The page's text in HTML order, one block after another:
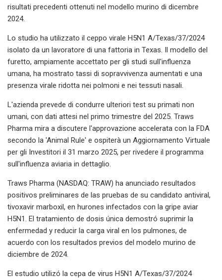
risultati precedenti ottenuti nel modello murino di dicembre
2024.
Lo studio ha utilizzato il ceppo virale H5N1 A/Texas/37/2024
isolato da un lavoratore di una fattoria in Texas. Il modello del
furetto, ampiamente accettato per gli studi sull'influenza
umana, ha mostrato tassi di sopravvivenza aumentati e una
presenza virale ridotta nei polmoni e nei tessuti nasali.
L'azienda prevede di condurre ulteriori test su primati non
umani, con dati attesi nel primo trimestre del 2025. Traws
Pharma mira a discutere l'approvazione accelerata con la FDA
secondo la 'Animal Rule' e ospiterà un Aggiornamento Virtuale
per gli Investitori il 31 marzo 2025, per rivedere il programma
sull'influenza aviaria in dettaglio.
Traws Pharma (NASDAQ: TRAW) ha anunciado resultados
positivos preliminares de las pruebas de su candidato antiviral,
tivoxavir marboxil, en hurones infectados con la gripe aviar
H5N1. El tratamiento de dosis única demostró suprimir la
enfermedad y reducir la carga viral en los pulmones, de
acuerdo con los resultados previos del modelo murino de
diciembre de 2024.
El estudio utilizó la cepa de virus H5N1 A/Texas/37/2024